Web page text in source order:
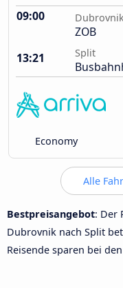
09:00
ZOB
13:21
Split
Economy
Alle
Bestpreisangebot: Der
Dubrovnik nach Split
Reisende sparen bei